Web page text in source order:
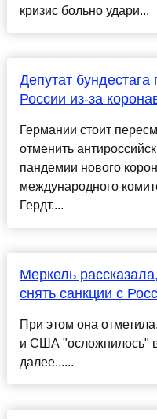
кризис больно удари...
Депутат бундестага
России из-за
Германии стоит
отменить
пандемии нового
международного
Гердт....
Меркель
снять санкции с
При этом она
и США "осложнилось"
далее......